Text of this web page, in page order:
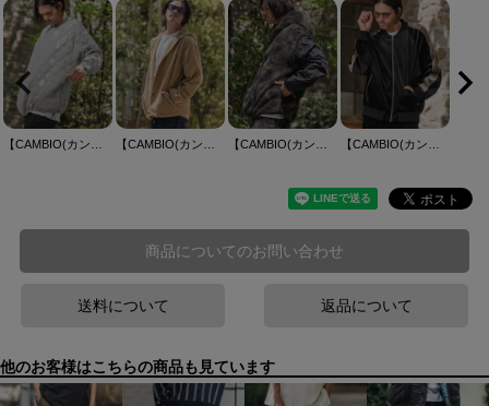
商品についてのお問い合わせ
送料について 返品について
他のお客様はこちらの商品も見ています